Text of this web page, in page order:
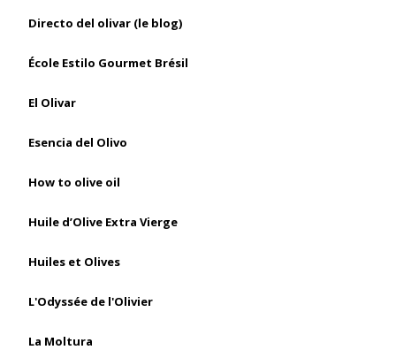
Directo del olivar (le blog)
École Estilo Gourmet Brésil
El Olivar
Esencia del Olivo
How to olive oil
Huile d’Olive Extra Vierge
Huiles et Olives
L'Odyssée de l'Olivier
La Moltura